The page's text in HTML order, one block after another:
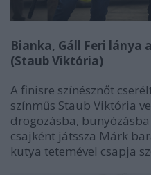
Bianka, Gáll Feri lánya
(Staub Viktória)
A finisre színésznőt
színműs Staub Viktória
drogozásba,
csajként játssza Márk
kutya tetemével csapja